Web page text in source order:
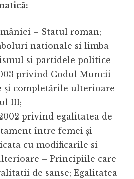
– Statul roman;
nationale si limba
si partidele politice
privind Codul Muncii
și completările ulterioare
III;
privind egalitatea de
între femei și
cu modificarile si
– Principiile care
de sanse; Egalitatea